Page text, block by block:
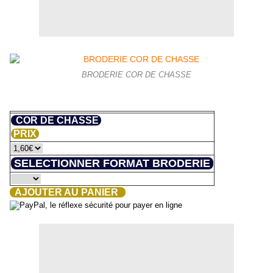
BRODERIE COR DE CHASSE
COR DE CHASSE
PRIX
SELECTIONNER FORMAT BRODERIE
AJOUTER AU PANIER